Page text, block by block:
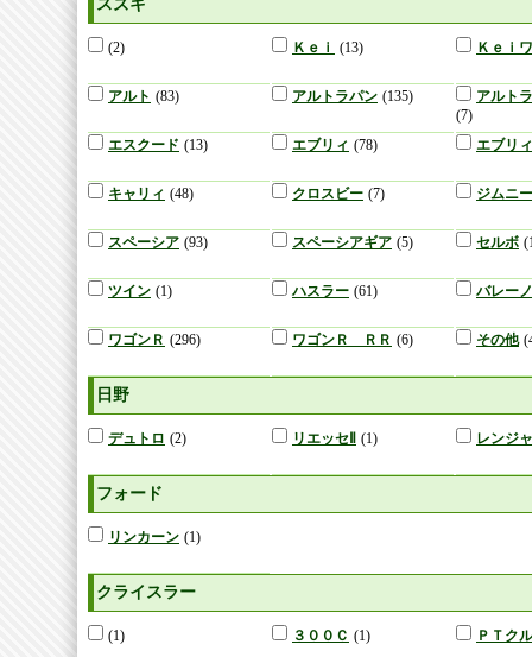
スズキ
(2) Ｋｅｉ (13) Ｋｅｉ
アルト (83) アルトラパン (135)
アルト
(7)
エスクード (13) エブリィ (78) エブリ
キャリィ (48) クロスビー (7) ジムニー
スペーシア (93) スペーシアギア (5) セルボ
ツイン (1) ハスラー (61) バレーノ
ワゴンＲ (296) ワゴンＲ ＲＲ (6) その他
日野
デュトロ (2) リエッセⅡ (1) レンジ
フォード
リンカーン (1)
クライスラー
(1) ３００Ｃ (1) ＰＴク